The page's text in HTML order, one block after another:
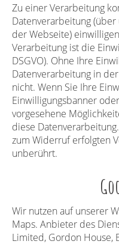
Zu einer Verarbeitung
Datenverarbeitung
der Webseite)
Verarbeitung ist die
DSGVO). Ohne Ihre
Datenverarbeitung in
nicht. Wenn Sie Ihre
Einwilligungsbanner
vorgesehene
diese
zum Widerruf erfolgten
unberührt.
Wir nutzen auf unserer
Maps. Anbieter des
Limited, Gordon House,